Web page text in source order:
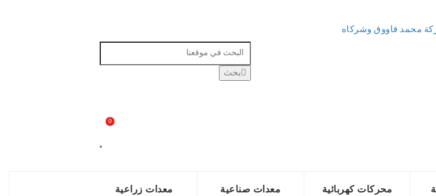
بحث
0
محركات كهربائية معدات صناعية معدات زراعية